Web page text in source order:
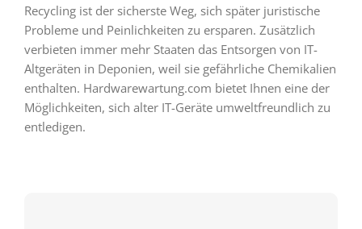
Recycling ist der sicherste Weg, sich später juristische
Probleme und Peinlichkeiten zu ersparen. Zusätzlich
verbieten immer mehr Staaten das Entsorgen von IT-
Altgeräten in Deponien, weil sie gefährliche Chemikalien
enthalten. Hardwarewartung.com bietet Ihnen eine der
Möglichkeiten, sich alter IT-Geräte umweltfreundlich zu
entledigen.